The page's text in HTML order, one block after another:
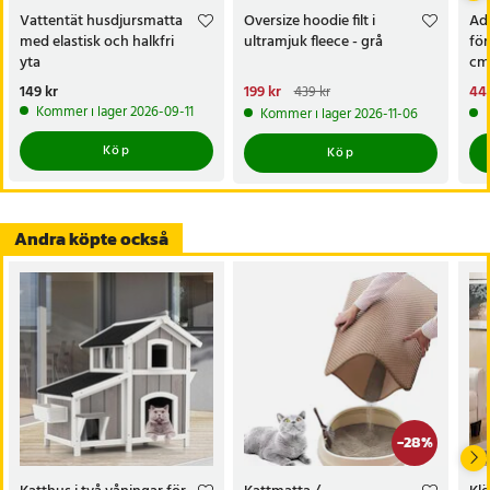
Vattentät husdjursmatta
med elastisk och halkfri
yta
Pris:149 kr
149 kr
Kommer i lager 2026-09-11
Köp
Oversize hoodie filt i
ultramjuk fleece - grå
Nuvarande pris
199 krTidigare pris:439 kr
199 kr 439 kr
Kommer i lager 2026-11-06
Köp
cm
Andra köpte också
-28%